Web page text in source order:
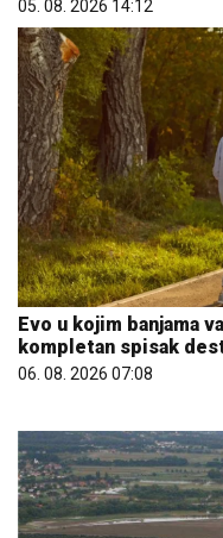
Evo u kojim banjama
kompletan spisak
06. 08. 2026 07:08
06. 08. 2026 11:58
Nuklearna elektrana
električne energije